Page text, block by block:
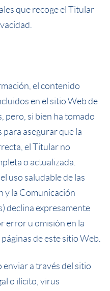
que recoge el Titular
.
el contenido
en el sitio Web de
pero, si bien ha tomado
para asegurar que la
el Titular no
o actualizada.
uso saludable de las
y la Comunicación
declina expresamente
error u omisión en la
de este sitio Web.
a través del sitio
o ilícito, virus